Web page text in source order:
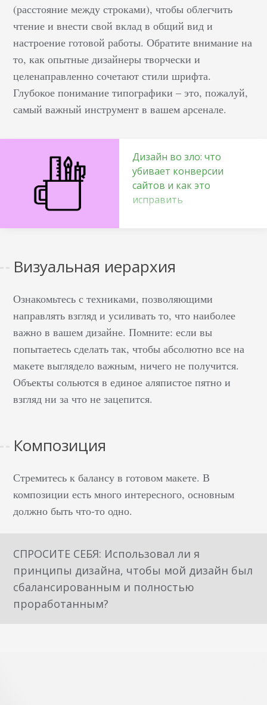
(расстояние между строками), чтобы облегчить
чтение и внести свой вклад в общий вид и
настроение готовой работы. Обратите внимание на
то, как опытные дизайнеры творчески и
целенаправленно сочетают стили шрифта.
Глубокое понимание типографики – это, пожалуй,
самый важный инструмент в вашем арсенале.
Дизайн во зло: что
убивает конверсии
сайтов и как это
исправить
считает, что дизайн —
визуальных решениях.
В итоге конверсии на
сайте 0, продаж нет,
бизнес прогорает. И
дизайнеры понимают,
прототипа, структуры
копирайтинге
(частично), юзабилити,
рассуждений “это
просто красиво”,
картинки подбираются
Визуальная иерархия
Ознакомьтесь с техниками, позволяющими
направлять взгляд и усиливать то, что наиболее
важно в вашем дизайне. Помните: если вы
попытаетесь сделать так, чтобы абсолютно все на
макете выглядело важным, ничего не получится.
Объекты сольются в единое аляпистое пятно и
взгляд ни за что не зацепится.
Композиция
Стремитесь к балансу в готовом макете. В
композиции есть много интересного, основным
должно быть что-то одно.
СПРОСИТЕ СЕБЯ: Использовал ли я
принципы дизайна, чтобы мой дизайн был
сбалансированным и полностью
проработанным?